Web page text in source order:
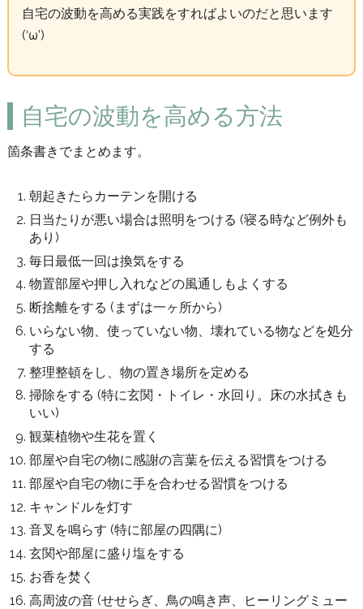
自宅の波動を高める実践をすればよいのだと思います
(‘ω’)
自宅の波動を高める方法
箇条書きでまとめます。
朝起きたらカーテンを開ける
日当たりが悪い場合は照明をつける (寝る時など例外も
あり)
毎日最低一回は換気をする
物置部屋や押し入れなどの風通しもよくする
断捨離をする (まずは一ヶ所から)
いらない物、使っていない物、壊れている物などを処分
する
整理整頓をし、物の置き場所を定める
掃除をする (特に玄関・トイレ・水回り。床の水拭きも
いい)
観葉植物や生花を置く
部屋や自宅の物に感謝の言葉を伝える習慣をつける
部屋や自宅の物に手を合わせる習慣をつける
キャンドルを灯す
音叉を鳴らす (特に部屋の四隅に)
玄関や部屋に盛り塩をする
お香を焚く
高周波の音 (せせらぎ、鳥の鳴き声、ヒーリングミュー